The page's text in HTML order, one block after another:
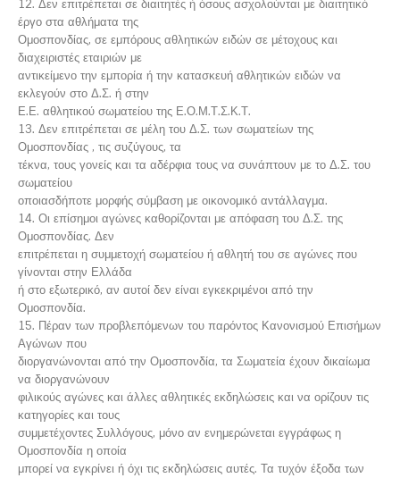
12. Δεν επιτρέπεται σε διαιτητές ή όσους ασχολούνται με διαιτητικό
έργο στα αθλήματα της
Ομοσπονδίας, σε εμπόρους αθλητικών ειδών σε μέτοχους και
διαχειριστές εταιριών με
αντικείμενο την εμπορία ή την κατασκευή αθλητικών ειδών να
εκλεγούν στο Δ.Σ. ή στην
Ε.Ε. αθλητικού σωματείου της Ε.Ο.Μ.Τ.Σ.Κ.Τ.
13. Δεν επιτρέπεται σε μέλη του Δ.Σ. των σωματείων της
Ομοσπονδίας , τις συζύγους, τα
τέκνα, τους γονείς και τα αδέρφια τους να συνάπτουν με το Δ.Σ. του
σωματείου
οποιασδήποτε μορφής σύμβαση με οικονομικό αντάλλαγμα.
14. Οι επίσημοι αγώνες καθορίζονται με απόφαση του Δ.Σ. της
Ομοσπονδίας. Δεν
επιτρέπεται η συμμετοχή σωματείου ή αθλητή του σε αγώνες που
γίνονται στην Ελλάδα
ή στο εξωτερικό, αν αυτοί δεν είναι εγκεκριμένοι από την
Ομοσπονδία.
15. Πέραν των προβλεπόμενων του παρόντος Κανονισμού Επισήμων
Αγώνων που
διοργανώνονται από την Ομοσπονδία, τα Σωματεία έχουν δικαίωμα
να διοργανώνουν
φιλικούς αγώνες και άλλες αθλητικές εκδηλώσεις και να ορίζουν τις
κατηγορίες και τους
συμμετέχοντες Συλλόγους, μόνο αν ενημερώνεται εγγράφως η
Ομοσπονδία η οποία
μπορεί να εγκρίνει ή όχι τις εκδηλώσεις αυτές. Τα τυχόν έξοδα των